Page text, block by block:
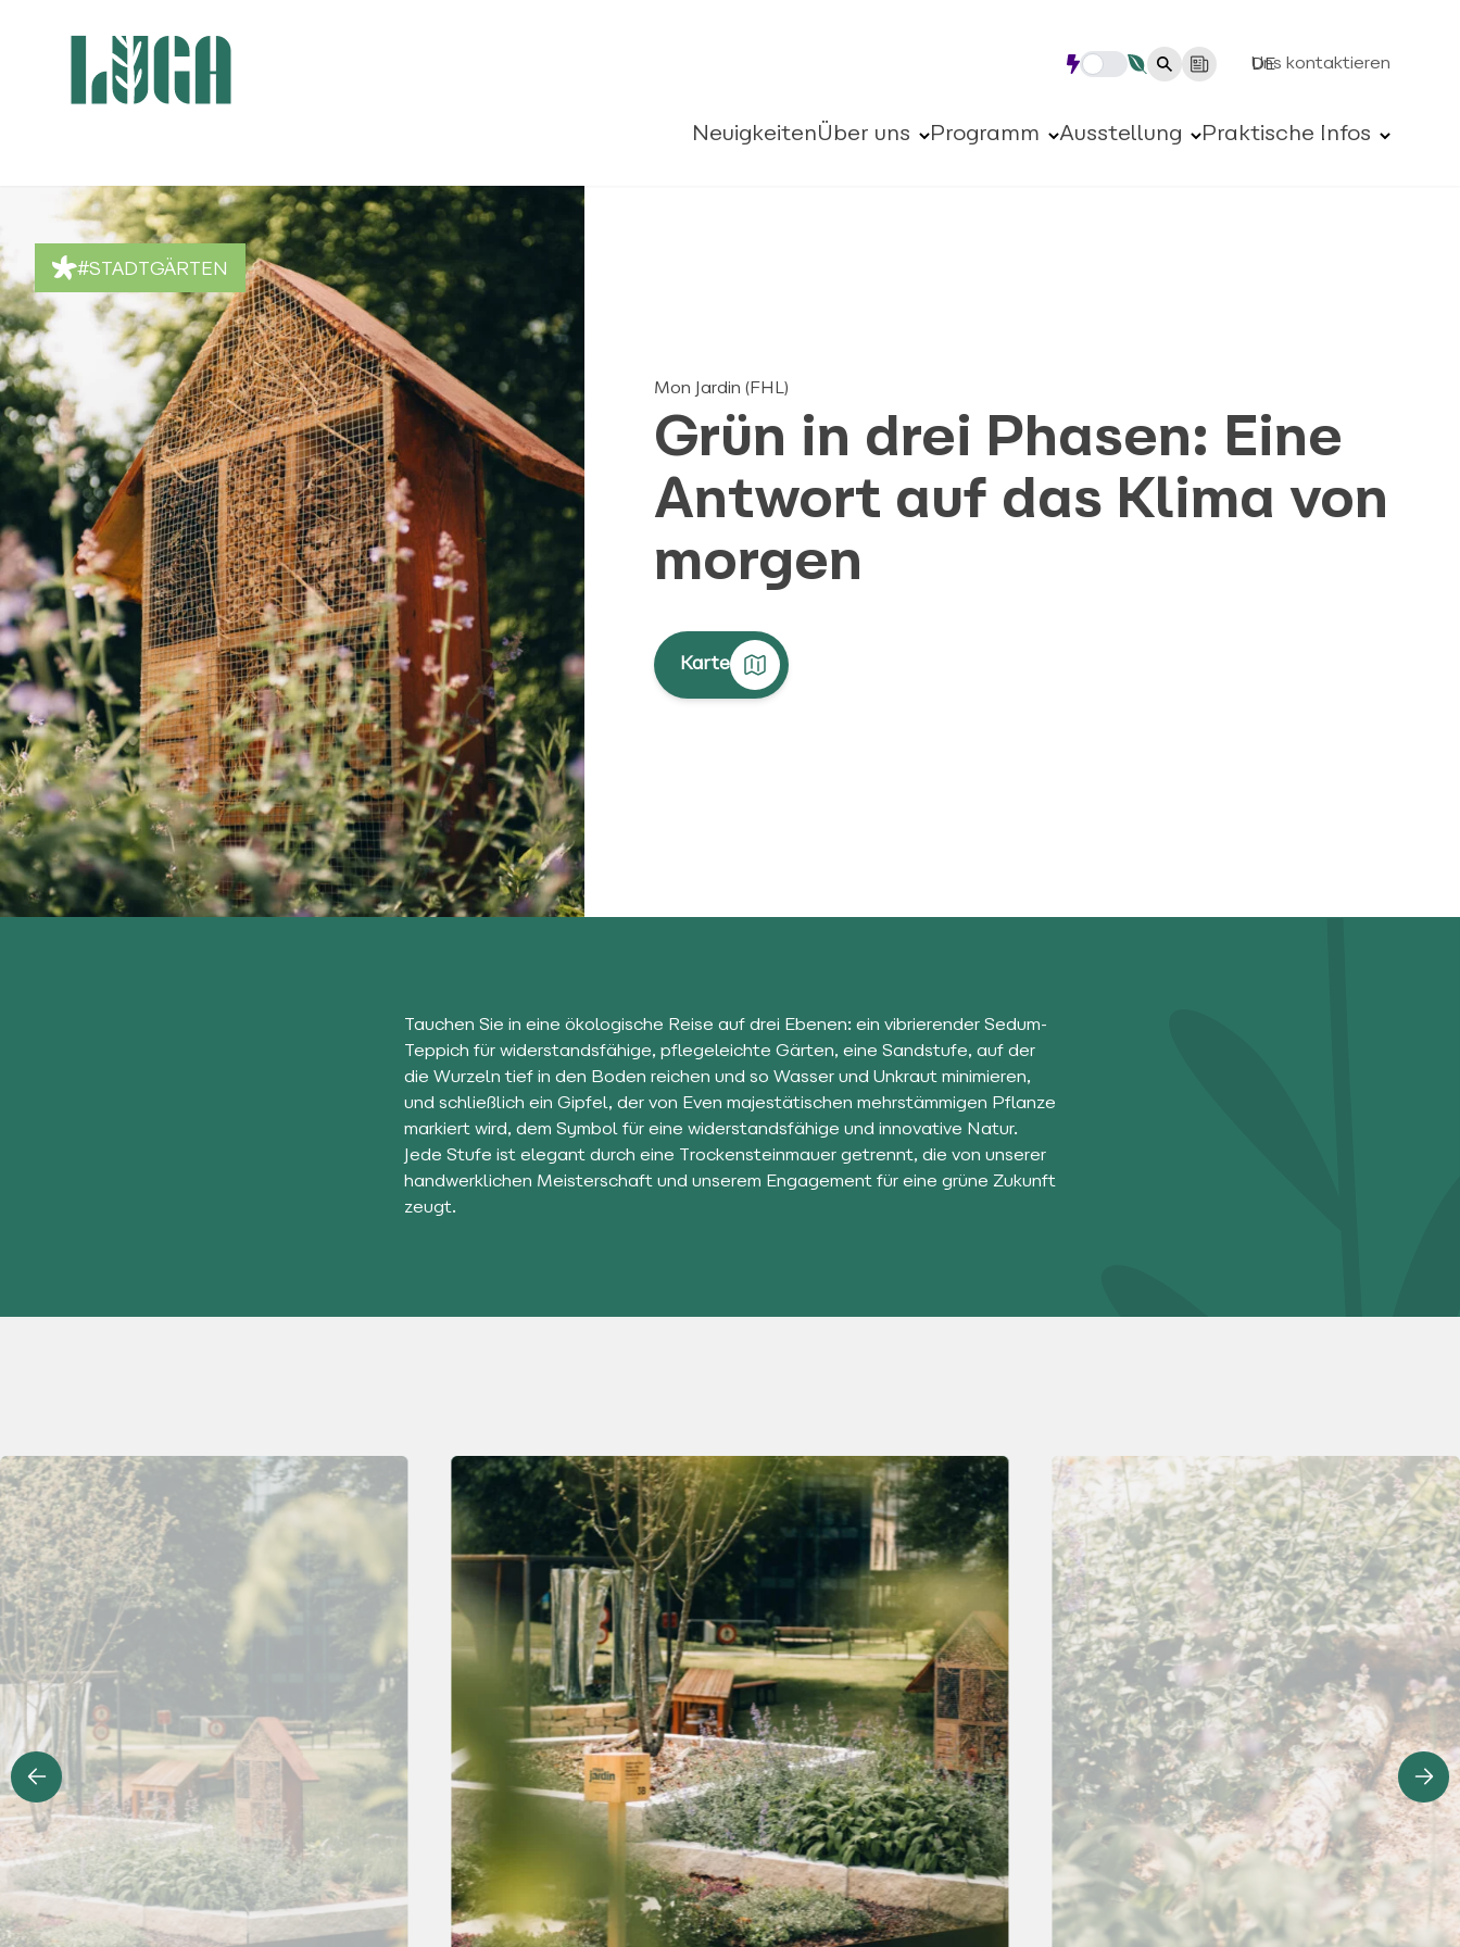
DE
Uns kontaktieren
NeuigkeitenÜber uns Programm Ausstellung Praktische Infos
#STADTGÄRTEN
Mon Jardin (FHL)
Grün in drei Phasen: Eine
Antwort auf das Klima von
morgen
Karte
Tauchen Sie in eine ökologische Reise auf drei Ebenen: ein vibrierender Sedum-
Teppich für widerstandsfähige, pflegeleichte Gärten, eine Sandstufe, auf der
die Wurzeln tief in den Boden reichen und so Wasser und Unkraut minimieren,
und schließlich ein Gipfel, der von Even majestätischen mehrstämmigen Pflanze
markiert wird, dem Symbol für eine widerstandsfähige und innovative Natur.
Jede Stufe ist elegant durch eine Trockensteinmauer getrennt, die von unserer
handwerklichen Meisterschaft und unserem Engagement für eine grüne Zukunft
zeugt.